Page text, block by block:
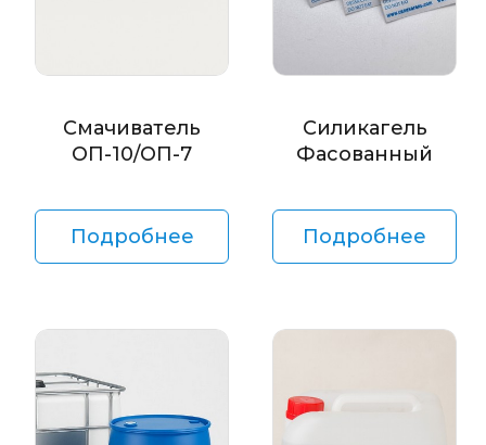
Смачиватель
ОП-10/ОП-7
Подробнее
Силикагель
Фасованный
Подробнее